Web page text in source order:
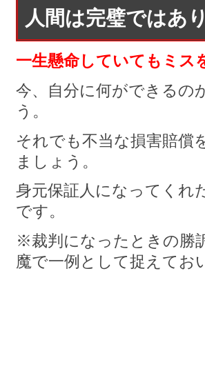
人間は完璧ではあ
一生懸命していてもミス
今、自分に何ができるの
う。
それでも不当な損害賠償
ましょう。
身元保証人になってくれ
です。
※裁判になったときの勝
魔で一例として捉えてお